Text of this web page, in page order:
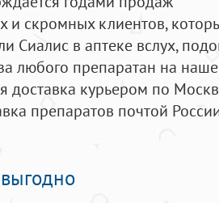
и скромных клиентов,
Сиалис в аптеке вслух,
любого препаратан на
доставка курьером по
препаратов почтой